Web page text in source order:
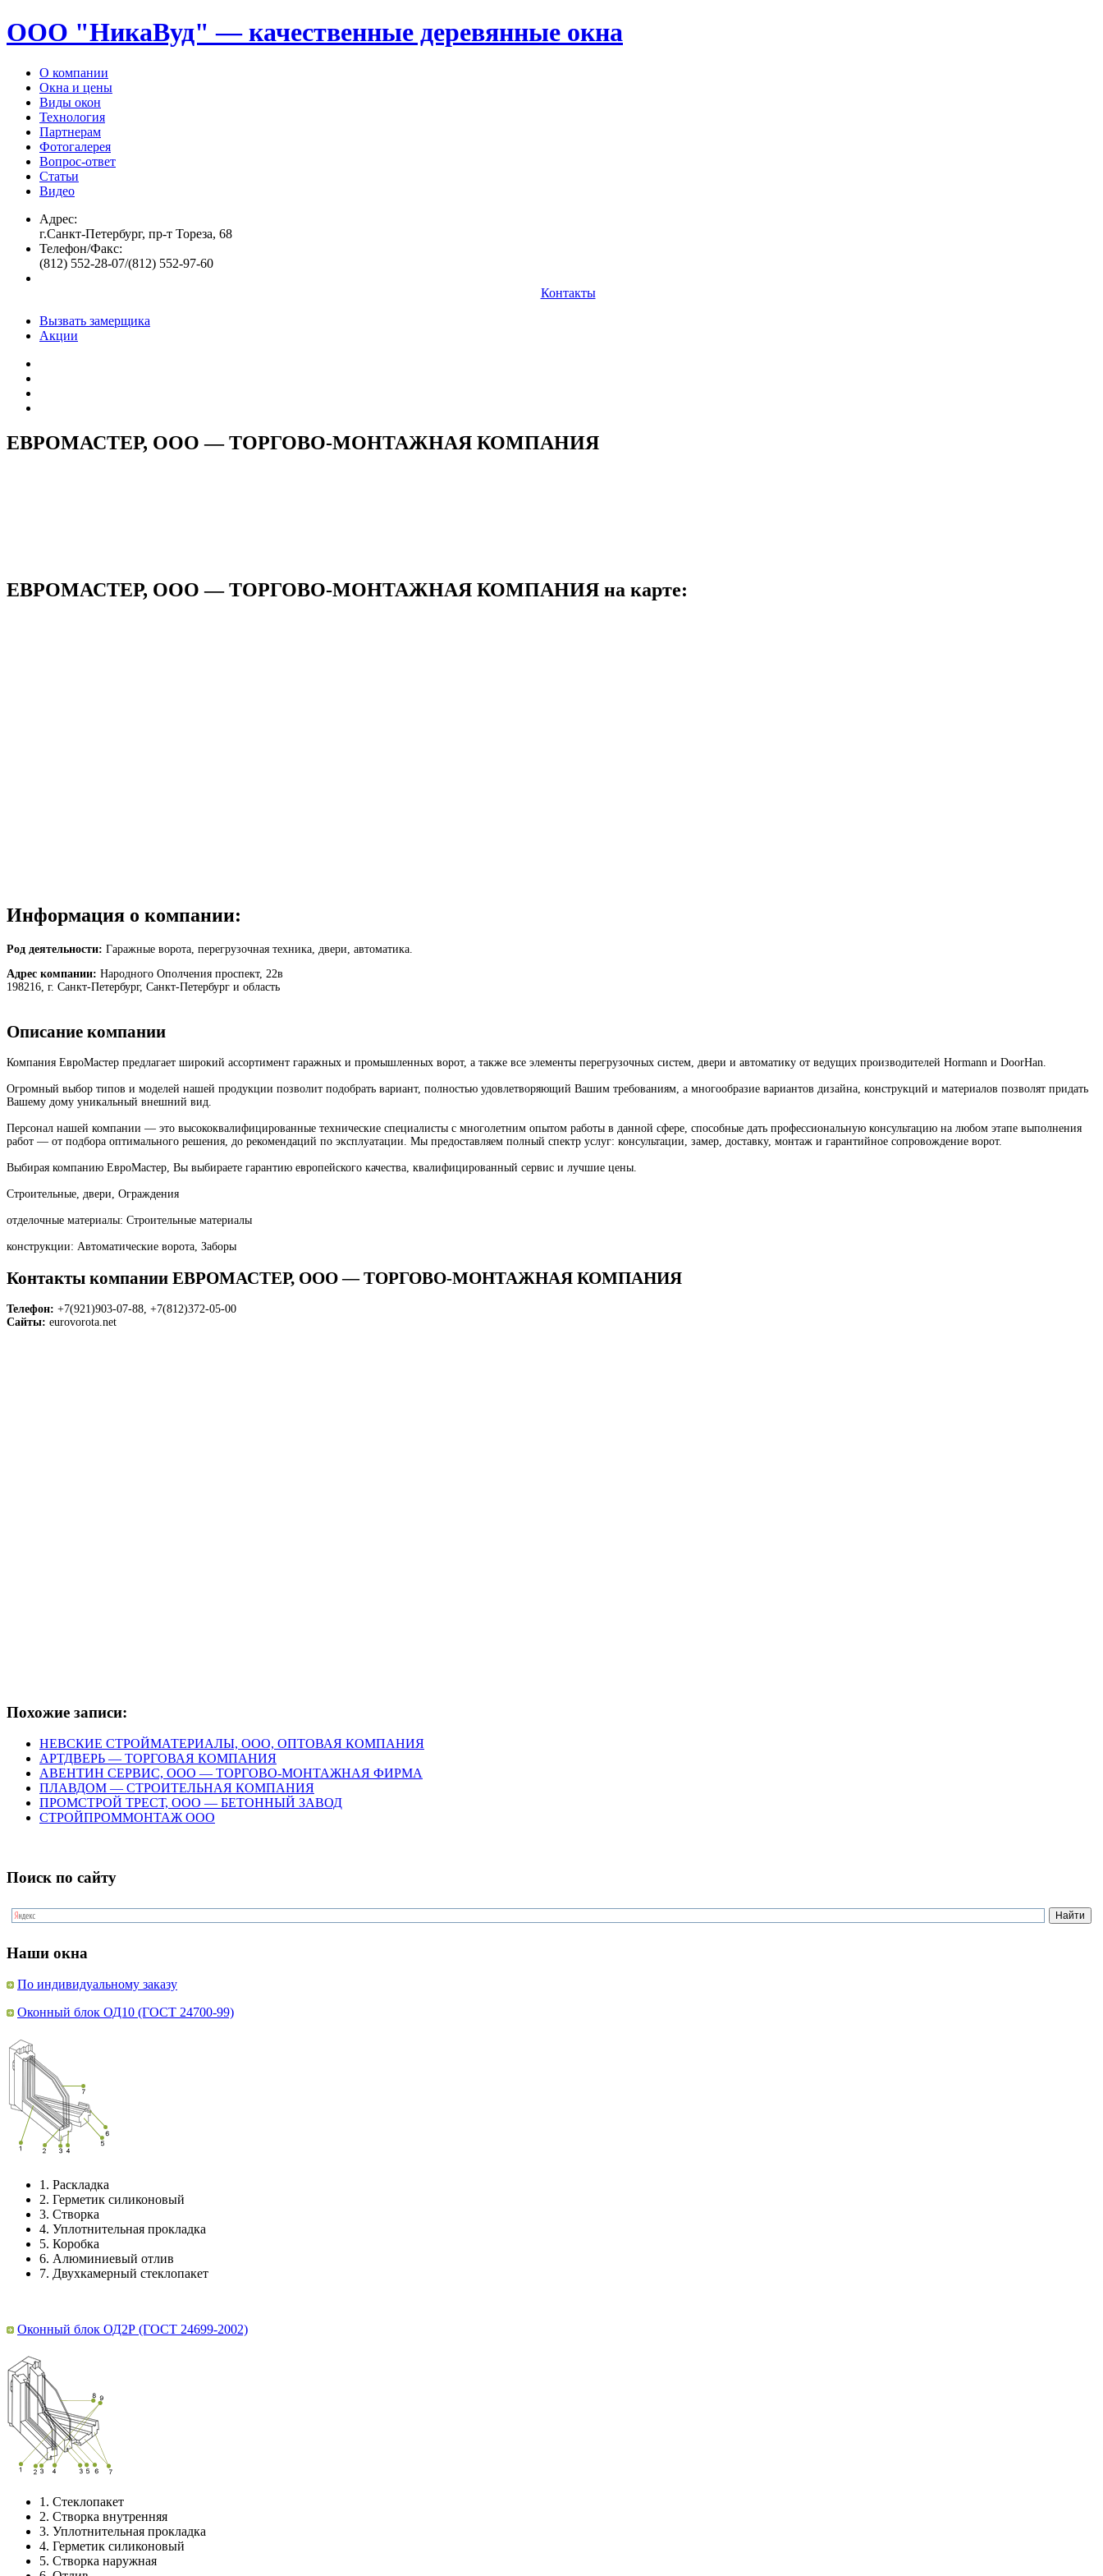
ООО "НикаВуд" — качественные деревянные окна
О компании
Окна и цены
Виды окон
Технология
Партнерам
Фотогалерея
Вопрос-ответ
Статьи
Видео
Адрес:
г.Санкт-Петербург, пр-т Тореза, 68
Телефон/Факс:
(812) 552-28-07/(812) 552-97-60
Контакты
Вызвать замерщика
Акции
ЕВРОМАСТЕР, ООО — ТОРГОВО-МОНТАЖНАЯ КОМПАНИЯ
ЕВРОМАСТЕР, ООО — ТОРГОВО-МОНТАЖНАЯ КОМПАНИЯ на карте:
Информация о компании:
Род деятельности: Гаражные ворота, перегрузочная техника, двери, автоматика.
Адрес компании: Народного Ополчения проспект, 22в
198216, г. Санкт-Петербург, Санкт-Петербург и область
Описание компании
Компания ЕвроМастер предлагает широкий ассортимент гаражных и промышленных ворот, а также все элементы перегрузочных систем, двери и автоматику от ведущих производителей Hormann и DoorHan.
Огромный выбор типов и моделей нашей продукции позволит подобрать вариант, полностью удовлетворяющий Вашим требованиям, а многообразие вариантов дизайна, конструкций и материалов позволят придать
Вашему дому уникальный внешний вид.
Персонал нашей компании — это высококвалифицированные технические специалисты с многолетним опытом работы в данной сфере, способные дать профессиональную консультацию на любом этапе выполнения
работ — от подбора оптимального решения, до рекомендаций по эксплуатации. Мы предоставляем полный спектр услуг: консультации, замер, доставку, монтаж и гарантийное сопровождение ворот.
Выбирая компанию ЕвроМастер, Вы выбираете гарантию европейского качества, квалифицированный сервис и лучшие цены.
Строительные, двери, Ограждения
отделочные материалы: Строительные материалы
конструкции: Автоматические ворота, Заборы
Контакты компании ЕВРОМАСТЕР, ООО — ТОРГОВО-МОНТАЖНАЯ КОМПАНИЯ
Телефон: +7(921)903-07-88, +7(812)372-05-00
Сайты: eurovorota.net
Похожие записи:
НЕВСКИЕ СТРОЙМАТЕРИАЛЫ, ООО, ОПТОВАЯ КОМПАНИЯ
АРТДВЕРЬ — ТОРГОВАЯ КОМПАНИЯ
АВЕНТИН СЕРВИС, ООО — ТОРГОВО-МОНТАЖНАЯ ФИРМА
ПЛАВДОМ — СТРОИТЕЛЬНАЯ КОМПАНИЯ
ПРОМСТРОЙ ТРЕСТ, ООО — БЕТОННЫЙ ЗАВОД
СТРОЙПРОММОНТАЖ ООО
Поиск по сайту
Наши окна
По индивидуальному заказу
Оконный блок ОД10 (ГОСТ 24700-99)
1. Раскладка
2. Герметик силиконовый
3. Створка
4. Уплотнительная прокладка
5. Коробка
6. Алюминиевый отлив
7. Двухкамерный стеклопакет
Оконный блок ОД2Р (ГОСТ 24699-2002)
1. Стеклопакет
2. Створка внутренняя
3. Уплотнительная прокладка
4. Герметик силиконовый
5. Створка наружная